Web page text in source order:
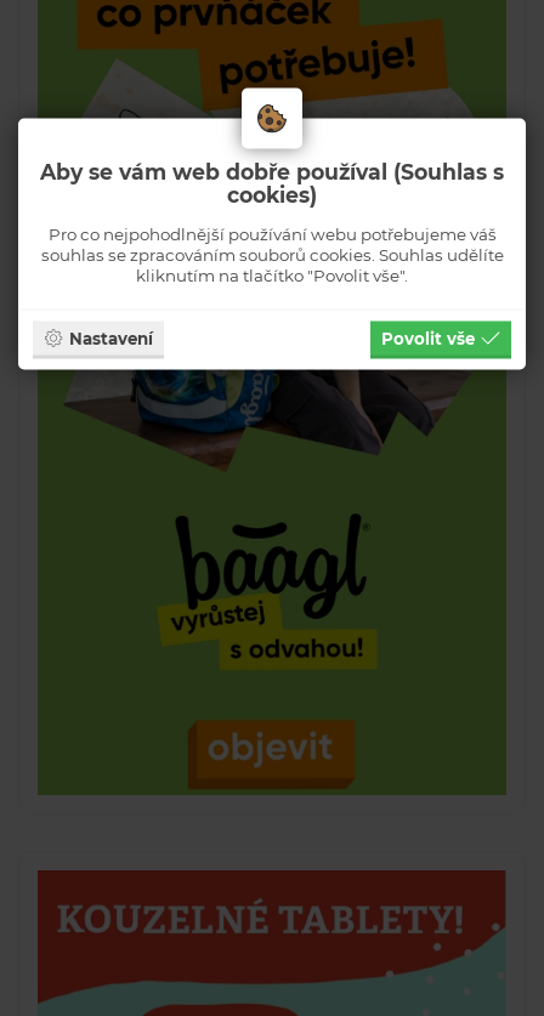
Aby se vám web dobře používal (Souhlas s
cookies)
Pro co nejpohodlnější používání webu potřebujeme váš
souhlas se zpracováním souborů cookies. Souhlas udělíte
kliknutím na tlačítko "Povolit vše".
Nastavení Povolit vše